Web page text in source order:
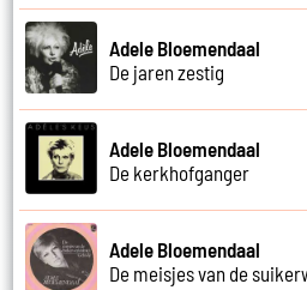
Adele Bloemendaal
De jaren zestig
Adele Bloemendaal
De kerkhofganger
Adele Bloemendaal
De meisjes van de